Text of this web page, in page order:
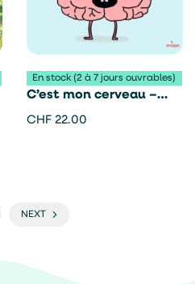
En stock (2 à 7 jours ouvrables)
C’est mon cerveau –
Elise Gravel
CHF 22.00
NEXT